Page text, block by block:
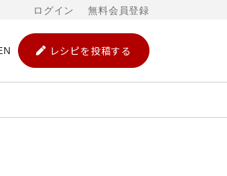
ログイン 無料会員登録
レシピを投稿する